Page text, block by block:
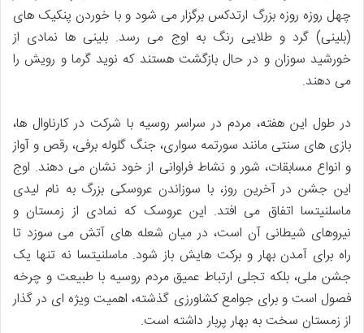
چهل روزه روزه بزرگ ارتدکس برگزار می شود و با خوردن پنکیک های
(بلینی) گرد و طلایی رنگ به اوج می رسد. بلینی ها نمادی از
خورشید سوزان و در حال بازگشت هستند که نوید گرما و رویش را
می دهند.
در طول این هفته، مردم در سراسر روسیه با شرکت در کارناوال ها،
بازی های سنتی مانند سورتمه سواری، جنگ گلوله برفی، رقص و آواز
و انواع مسابقات، شور و نشاط فراوانی از خود نشان می دهند. اوج
این جشن در آخرین روز، با سوزاندن عروسکی بزرگ به نام لیدی
ماسلنیتسا اتفاق می افتد. این عروسک که نمادی از زمستان و
نیروهای شیطانی آن است، در میان شعله های آتش می سوزد تا
راه برای آمدن بهار و برکت هایش باز شود. ماسلنیتسا نه تنها یک
جشن ملی، بلکه تجلی ارتباط عمیق مردم روسیه با طبیعت و چرخه
فصول است و برای جوامع کشاورزی گذشته، اهمیت ویژه ای در گذار
از زمستان سخت به بهار پربار داشته است.